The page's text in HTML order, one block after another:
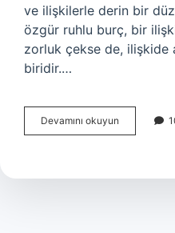
ve ilişkilerle derin bir
özgür ruhlu burç, bir
zorluk çekse de, ilişkide
biridir.…
Devamını okuyun
Erkekleri